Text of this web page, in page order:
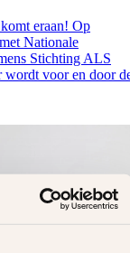
eraan! Op
Nationale
Stichting ALS
wordt voor en door